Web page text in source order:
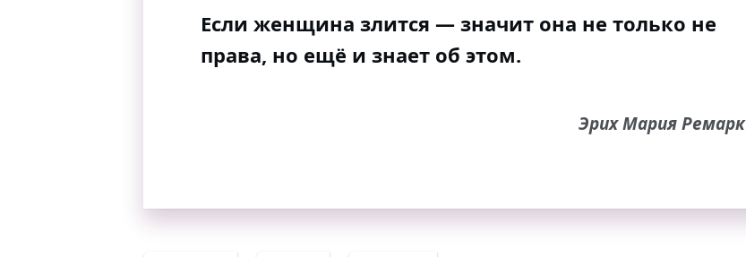
Если женщина злится — значит она не только не
права, но ещё и знает об этом.
Эрих Мария Ремарк